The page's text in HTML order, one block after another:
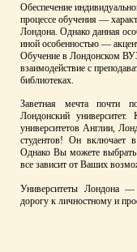
Обеспечение
процессе обучения —
Лондона. Однако данная
иной особенностью —
Обучение в Лондонском
взаимодействие с
библиотеках.
Заветная мечта почти
Лондонский
университетов Англии,
студентов! Он включает
Однако Вы можете
все зависит от Ваших
Университеты Лондона
дорогу к личностному и